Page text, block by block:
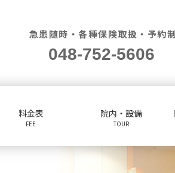
急患随時・各種保険取扱・予約制
048-752-5606
料金表
FEE
院内・設備
TOUR